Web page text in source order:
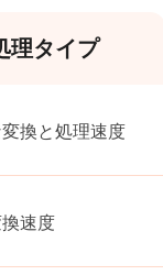
理タイプ
換と処理速度
速度